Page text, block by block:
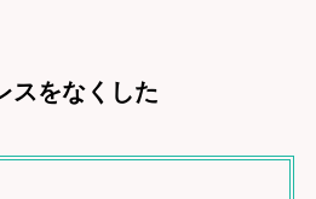
スをなくした